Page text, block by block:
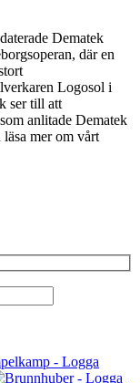
Dematek
där en
Logosol i
ser till att
anlitade Dematek
mer om vårt